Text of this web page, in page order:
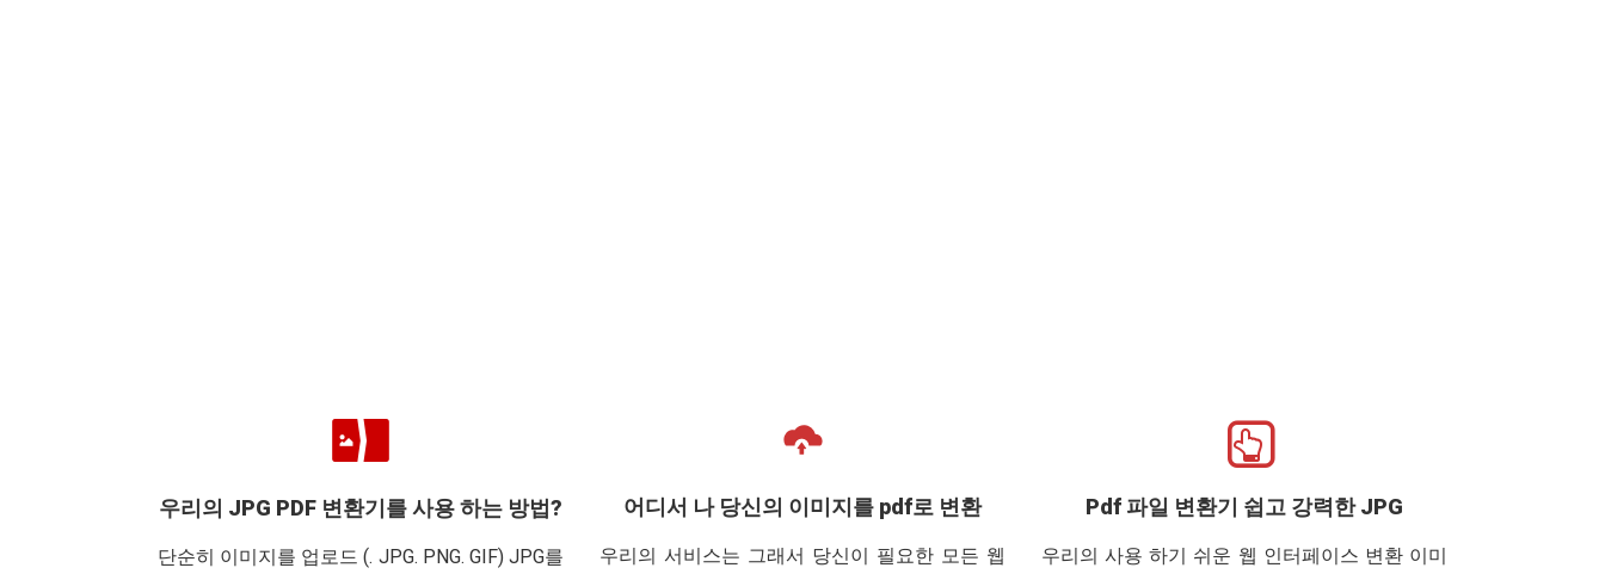
우리의 JPG PDF 변환기를 사용 하는 방법?
단순히 이미지를 업로드 (. JPG. PNG. GIF) JPG를
어디서 나 당신의 이미지를 pdf로 변환
우리의 서비스는 그래서 당신이 필요한 모든 웹
Pdf 파일 변환기 쉽고 강력한 JPG
우리의 사용 하기 쉬운 웹 인터페이스 변환 이미